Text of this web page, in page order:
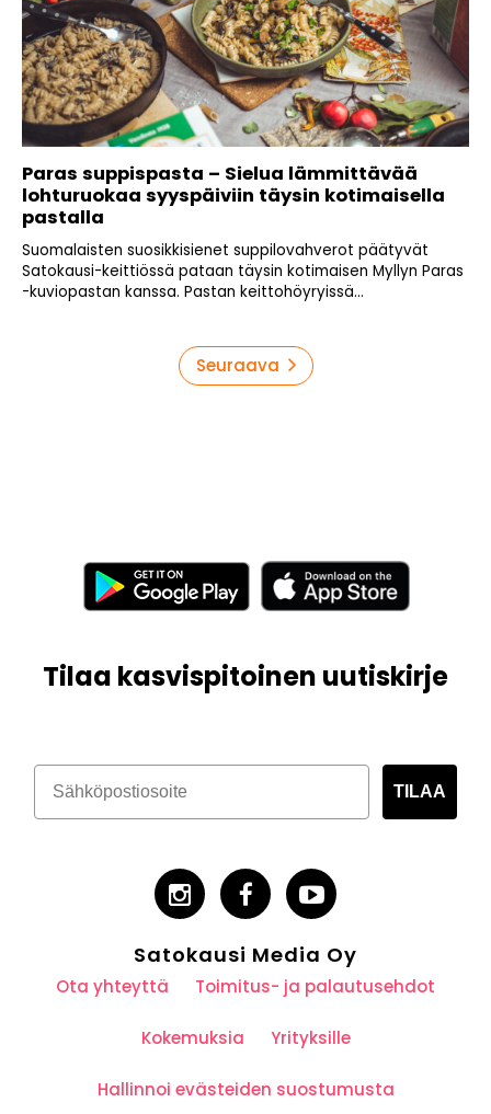
Paras suppispasta – Sielua lämmittävää
lohturuokaa syyspäiviin täysin kotimaisella
pastalla
Suomalaisten suosikkisienet suppilovahverot päätyvät
Satokausi-keittiössä pataan täysin kotimaisen Myllyn Paras
-kuviopastan kanssa. Pastan keittohöyryissä...
Seuraava
Tilaa kasvispitoinen uutiskirje
TILAA
Satokausi Media Oy
Ota yhteyttä Toimitus- ja palautusehdot
Kokemuksia Yrityksille
Hallinnoi evästeiden suostumusta